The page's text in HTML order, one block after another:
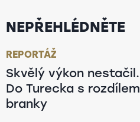
NEPŘEHLÉDNĚTE
REPORTÁŽ
Skvělý výkon nestačil.
Do Turecka s rozdílem
branky